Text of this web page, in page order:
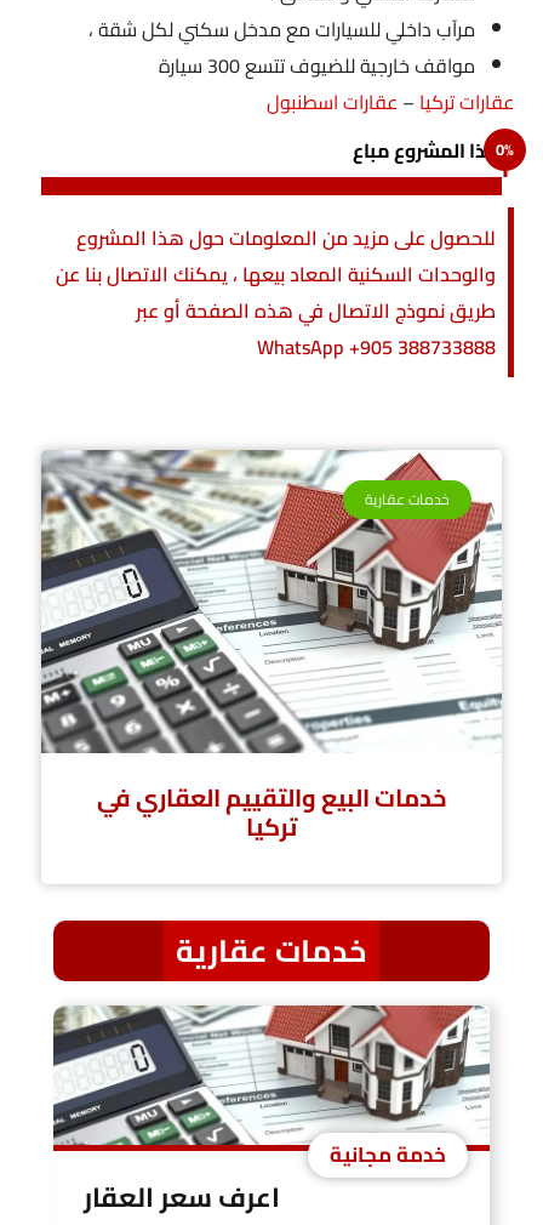
مرآب داخلي للسيارات مع مدخل سكني لكل شقة ،
مواقف خارجية للضيوف تتسع 300 سيارة
عقارات تركيا –عقارات اسطنبول
هذا المشروع مباع0%
للحصول على مزيد من المعلومات حول هذا المشروع
والوحدات السكنية المعاد بيعها ، يمكنك الاتصال بنا عن
طريق نموذج الاتصال في هذه الصفحة أو عبر
WhatsApp +905 388733888
خدمات عقارية
خدمات البيع والتقييم العقاري في
تركيا
خدمات عقارية
خدمة مجانية
اعرف سعر العقار